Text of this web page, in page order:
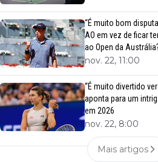
“É muito bom
AO em vez de ficar
ao Open da
nov. 22, 11:00
“É muito divertido
aponta para um
em 2026
nov. 22, 8:00
Mais artigos